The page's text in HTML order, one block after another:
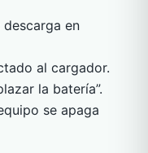
en
al cargador.
la batería”.
se apaga